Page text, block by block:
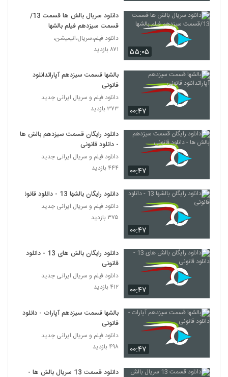
۵۵:۰۵
دانلود سریال بالش ها قسمت 13/
قسمت سیزدهم فیلم بالشها
دانلود فیلم،سریال،انیمیشن،
۸۷۱ بازدید
۰۰:۴۷
بالشها قسمت سیزدهم آپاراتدانلود
قانونی
دانلود فیلم و سریال ایرانی جدید
۳۷۳ بازدید
۰۰:۴۷
دانلود رایگان قسمت سیزدهم بالش ها
- دانلود قانونی
دانلود فیلم و سریال ایرانی جدید
۴۴۴ بازدید
۰۰:۴۷
دانلود رایگان بالشها 13 - دانلود قانونی
دانلود فیلم و سریال ایرانی جدید
۳۷۵ بازدید
۰۰:۴۷
دانلود رایگان بالش های 13 - دانلود
قانونی
دانلود فیلم و سریال ایرانی جدید
۴۱۲ بازدید
۰۰:۴۷
بالشها قسمت سیزدهم آپارات - دانلود
قانونی
دانلود فیلم و سریال ایرانی جدید
۴۹۸ بازدید
دانلود قسمت 13 سریال بالش ها -